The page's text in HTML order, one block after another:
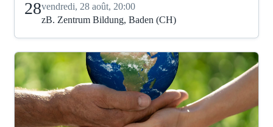
28vendredi, 28 août, 20:00
zB. Zentrum Bildung, Baden (CH)